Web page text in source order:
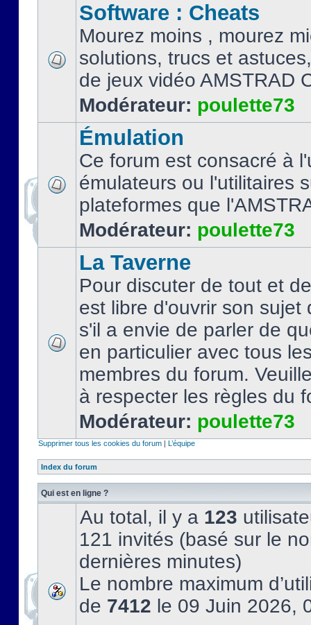
Software : Cheats
Mourez moins , mourez
solutions, trucs et
de jeux vidéo AMSTRAD
Modérateur: poulette73
Émulation
Ce forum est consacré à
émulateurs ou l'utilitaires
plateformes que
Modérateur: poulette73
La Taverne
Pour discuter de tout et
est libre d'ouvrir son sujet
s'il a envie de parler de
en particulier avec tous
membres du forum.
à respecter les règles du
Modérateur: poulette73
Supprimer tous les cookies du forum | L’équipe
Index du forum
Qui est en ligne ?
Au total, il y a 123
121 invités (basé sur le
dernières minutes)
Le nombre maximum
de 7412 le 09 Juin 2026,